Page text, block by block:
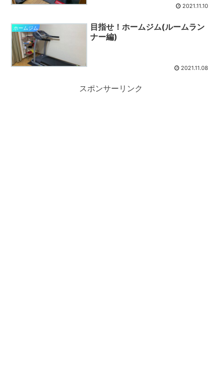
2021.11.10
ホームジム
目指せ！ホームジム(ルームラン
ナー編)
2021.11.08
スポンサーリンク